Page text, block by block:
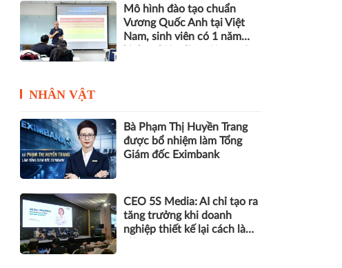
Mô hình đào tạo chuẩn
Vương Quốc Anh tại Việt
Nam, sinh viên có 1 năm
NHÂN VẬT
Bà Phạm Thị Huyền Trang
được bổ nhiệm làm Tổng
Giám đốc Eximbank
CEO 5S Media: AI chỉ tạo ra
tăng trưởng khi doanh
nghiệp thiết kế lại cách làm